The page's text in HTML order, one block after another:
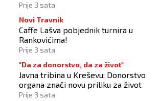
Prije 3 sata
Novi Travnik
Caffe Lašva pobjednik turnira u
Rankovićima!
Prije 3 sata
"Da za donorstvo, da za život"
Javna tribina u Kreševu: Donorstvo
organa znači novu priliku za život
Prije 3 sata